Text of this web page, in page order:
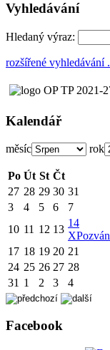
Vyhledávání
Hledaný výraz:
rozšířené vyhledávání
Kalendář
měsíc rok
Po Út St Čt
27 28 29 30 31
3
4 5 6 7
10 11 12 13
14
X
17 18 19 20 21
24 25 26 27 28
31 1 2 3 4
Facebook